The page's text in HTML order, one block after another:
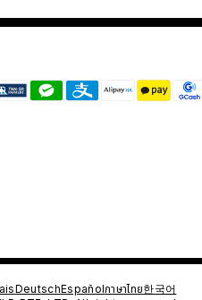
DeutschEspañolภาษาไทย한국어